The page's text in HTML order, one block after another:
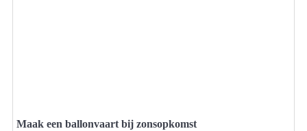
Maak een ballonvaart bij zonsopkomst